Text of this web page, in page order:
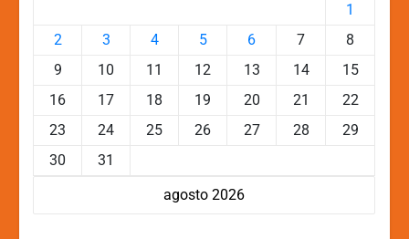
agosto 2026
1
2
3 4 5 6 7
8
9
10 11 12 13 14
15
16
17 18 19 20 21
22
23
24 25 26 27 28
29
30
31